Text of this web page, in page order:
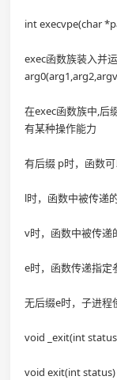
int execvpe(char
exec函数族装入并
在exec函数族中,后
有某种操作能力
有后缀 p时，函数可
l时，函数中被传递
v时，函数中被传递
e时，函数传递指定
无后缀e时，子进程
void _exit(int
void exit(int status)